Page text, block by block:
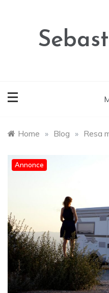
Home » Blog » Resa
Annonce